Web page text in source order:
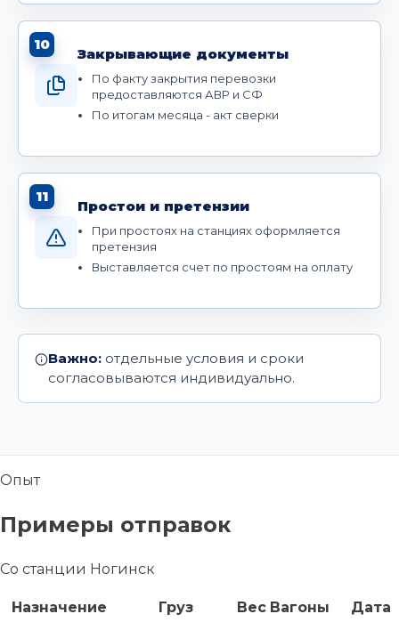
10
Закрывающие документы
По факту закрытия перевозки
предоставляются АВР и СФ
По итогам месяца - акт сверки
11
Простои и претензии
При простоях на станциях оформляется
претензия
Выставляется счет по простоям на оплату
Важно: отдельные условия и сроки
согласовываются индивидуально.
Опыт
Примеры отправок
Со станции Ногинск
Назначение Груз Вес Вагоны Дата